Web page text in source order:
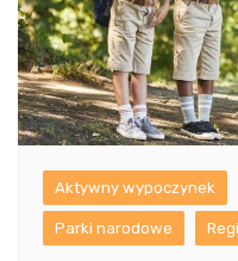
Aktywny wypoczynek
Parki narodowe